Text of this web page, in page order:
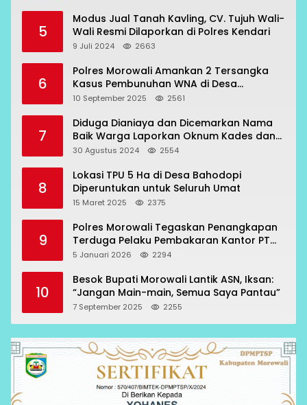
5
Modus Jual Tanah Kavling, CV. Tujuh Wali-
Wali Resmi Dilaporkan di Polres Kendari
9 Juli 2024 2663
6
Polres Morowali Amankan 2 Tersangka
Kasus Pembunuhan WNA di Desa
Topogaro
10 September 2025 2561
7
Diduga Dianiaya dan Dicemarkan Nama
Baik Warga Laporkan Oknum Kades dan
Oknum Polisi
30 Agustus 2024 2554
8
Lokasi TPU 5 Ha di Desa Bahodopi
Diperuntukan untuk Seluruh Umat
15 Maret 2025 2375
9
Polres Morowali Tegaskan Penangkapan
Terduga Pelaku Pembakaran Kantor PT
RCP Sesuai Prosedur
5 Januari 2026 2294
10
Besok Bupati Morowali Lantik ASN, Iksan:
“Jangan Main-main, Semua Saya Pantau”
7 September 2025 2255